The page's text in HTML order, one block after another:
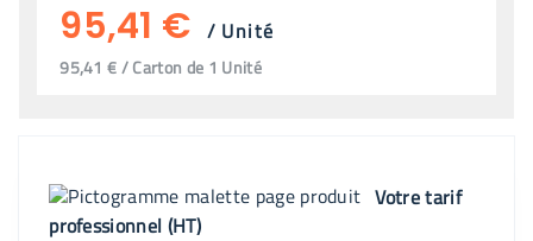
95,41 € / Unité
95,41 € / Carton de 1 Unité
Votre tarif
professionnel (HT)